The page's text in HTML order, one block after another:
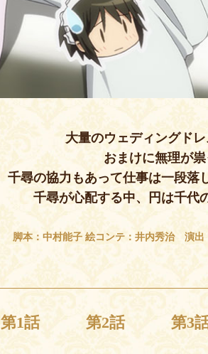
大量のウェディングド
おまけに無理が
千尋の協力もあって仕事は一段落
千尋が心配する中、円は千代
脚本：中村能子 絵コンテ：井内秀治 演
第1話 第2話 第3